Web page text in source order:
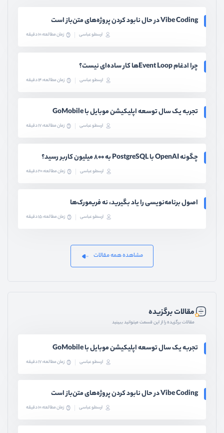
Vibe Coding در حال نابود کردن پروژه‌های متن‌باز است
ارسطو عباسی زمان مطالعه: 10 دقیقه
چرا ادغام Event Loopها کار ساده‌ای نیست؟
ارسطو عباسی زمان مطالعه: 14 دقیقه
تجربه یک سال توسعه اپلیکیشن موبایل با GoMobile
ارسطو عباسی زمان مطالعه: 17 دقیقه
چگونه OpenAI با PostgreSQL به ۸۰۰ میلیون کاربر رسید؟
ارسطو عباسی زمان مطالعه: 20 دقیقه
اصول برنامه‌نویسی را یاد بگیرید، نه فریمورک‌ها
ارسطو عباسی زمان مطالعه: 15 دقیقه
مشاهده همه مقالات
مقالات برگزیده
مقالات برگزیده را از این قسمت میتوانید ببینید
تجربه یک سال توسعه اپلیکیشن موبایل با GoMobile
ارسطو عباسی زمان مطالعه: 17 دقیقه
Vibe Coding در حال نابود کردن پروژه‌های متن‌باز است
ارسطو عباسی زمان مطالعه: 10 دقیقه